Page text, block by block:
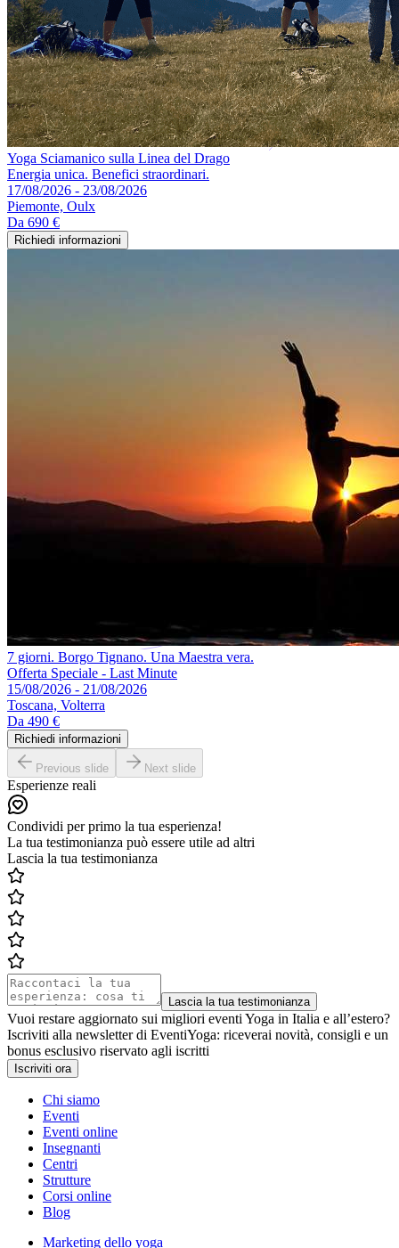
Yoga Sciamanico sulla Linea del Drago
Energia unica. Benefici straordinari.
17/08/2026 - 23/08/2026
Piemonte, Oulx
Da 690 €
Richiedi informazioni
7 giorni. Borgo Tignano. Una Maestra vera.
Offerta Speciale - Last Minute
15/08/2026 - 21/08/2026
Toscana, Volterra
Da 490 €
Richiedi informazioni
Previous slide Next slide
Esperienze reali
Condividi per primo la tua esperienza!
La tua testimonianza può essere utile ad altri
Lascia la tua testimonianza
Lascia la tua testimonianza
Vuoi restare aggiornato sui migliori eventi Yoga in Italia e all’estero?
Iscriviti alla newsletter di EventiYoga: riceverai novità, consigli e un
bonus esclusivo riservato agli iscritti
Iscriviti ora
Chi siamo
Eventi
Eventi online
Insegnanti
Centri
Strutture
Corsi online
Blog
Marketing dello yoga